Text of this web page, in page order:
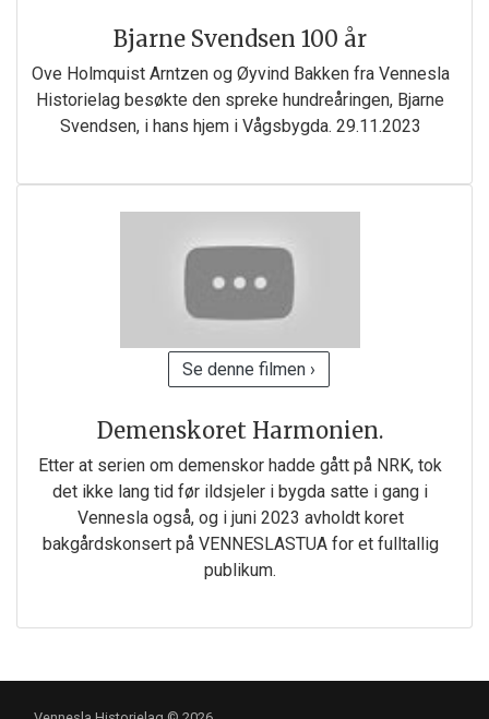
Bjarne Svendsen 100 år
Ove Holmquist Arntzen og Øyvind Bakken fra Vennesla
Historielag besøkte den spreke hundreåringen, Bjarne
Svendsen, i hans hjem i Vågsbygda. 29.11.2023
Se denne filmen ›
Demenskoret Harmonien.
Etter at serien om demenskor hadde gått på NRK, tok
det ikke lang tid før ildsjeler i bygda satte i gang i
Vennesla også, og i juni 2023 avholdt koret
bakgårdskonsert på VENNESLASTUA for et fulltallig
publikum.